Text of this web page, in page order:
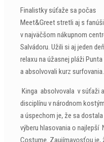
Finalistky súťaže sa počas
Meet&Greet stretli aj s
v najväčšom nákupnom
Salvádoru. Užili si aj jeden
relaxu na úžasnej pláži
a absolvovali kurz surfovania.
Kinga absolvovala v súťaži
disciplínu v národnom
a úspechom je, že sa
výberu hlasovania o najlepší
Costume. Zaujímavosťou je,